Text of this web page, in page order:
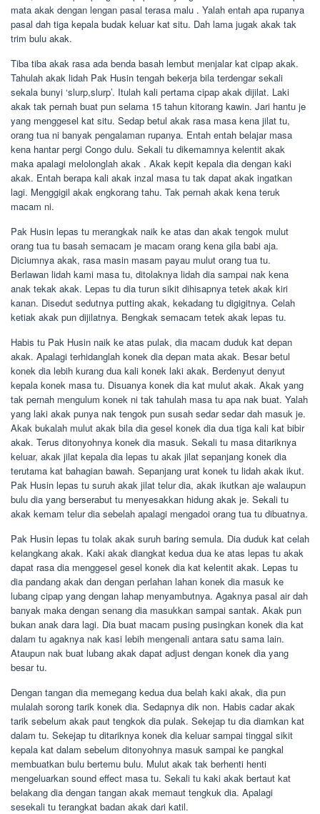
mata akak dengan lengan pasal terasa malu . Yalah entah apa rupanya
pasal dah tiga kepala budak keluar kat situ. Dah lama jugak akak tak
trim bulu akak.
Tiba tiba akak rasa ada benda basah lembut menjalar kat cipap akak.
Tahulah akak lidah Pak Husin tengah bekerja bila terdengar sekali
sekala bunyi ‘slurp,slurp’. Itulah kali pertama cipap akak dijilat. Laki
akak tak pernah buat pun selama 15 tahun kitorang kawin. Jari hantu je
yang menggesel kat situ. Sedap betul akak rasa masa kena jilat tu,
orang tua ni banyak pengalaman rupanya. Entah entah belajar masa
kena hantar pergi Congo dulu. Sekali tu dikemamnya kelentit akak
maka apalagi melolonglah akak . Akak kepit kepala dia dengan kaki
akak. Entah berapa kali akak inzal masa tu tak dapat akak ingatkan
lagi. Menggigil akak engkorang tahu. Tak pernah akak kena teruk
macam ni.
Pak Husin lepas tu merangkak naik ke atas dan akak tengok mulut
orang tua tu basah semacam je macam orang kena gila babi aja.
Diciumnya akak, rasa masin masam payau mulut orang tua tu.
Berlawan lidah kami masa tu, ditolaknya lidah dia sampai nak kena
anak tekak akak. Lepas tu dia turun sikit dihisapnya tetek akak kiri
kanan. Disedut sedutnya putting akak, kekadang tu digigitnya. Celah
ketiak akak pun dijilatnya. Bengkak semacam tetek akak lepas tu.
Habis tu Pak Husin naik ke atas pulak, dia macam duduk kat depan
akak. Apalagi terhidanglah konek dia depan mata akak. Besar betul
konek dia lebih kurang dua kali konek laki akak. Berdenyut denyut
kepala konek masa tu. Disuanya konek dia kat mulut akak. Akak yang
tak pernah mengulum konek ni tak tahulah masa tu apa nak buat. Yalah
yang laki akak punya nak tengok pun susah sedar sedar dah masuk je.
Akak bukalah mulut akak bila dia gesel konek dia dua tiga kali kat bibir
akak. Terus ditonyohnya konek dia masuk. Sekali tu masa ditariknya
keluar, akak jilat kepala dia lepas tu akak jilat sepanjang konek dia
terutama kat bahagian bawah. Sepanjang urat konek tu lidah akak ikut.
Pak Husin lepas tu suruh akak jilat telur dia, akak ikutkan aje walaupun
bulu dia yang berserabut tu menyesakkan hidung akak je. Sekali tu
akak kemam telur dia sebelah apalagi mengadoi orang tua tu dibuatnya.
Pak Husin lepas tu tolak akak suruh baring semula. Dia duduk kat celah
kelangkang akak. Kaki akak diangkat kedua dua ke atas lepas tu akak
dapat rasa dia menggesel gesel konek dia kat kelentit akak. Lepas tu
dia pandang akak dan dengan perlahan lahan konek dia masuk ke
lubang cipap yang dengan lahap menyambutnya. Agaknya pasal air dah
banyak maka dengan senang dia masukkan sampai santak. Akak pun
bukan anak dara lagi. Dia buat macam pusing pusingkan konek dia kat
dalam tu agaknya nak kasi lebih mengenali antara satu sama lain.
Ataupun nak buat lubang akak dapat adjust dengan konek dia yang
besar tu.
Dengan tangan dia memegang kedua dua belah kaki akak, dia pun
mulalah sorong tarik konek dia. Sedapnya dik non. Habis cadar akak
tarik sebelum akak paut tengkok dia pulak. Sekejap tu dia diamkan kat
dalam tu. Sekejap tu ditariknya konek dia keluar sampai tinggal sikit
kepala kat dalam sebelum ditonyohnya masuk sampai ke pangkal
membuatkan bulu bertemu bulu. Mulut akak tak berhenti henti
mengeluarkan sound effect masa tu. Sekali tu kaki akak bertaut kat
belakang dia dengan tangan akak memaut tengkuk dia. Apalagi
sesekali tu terangkat badan akak dari katil.